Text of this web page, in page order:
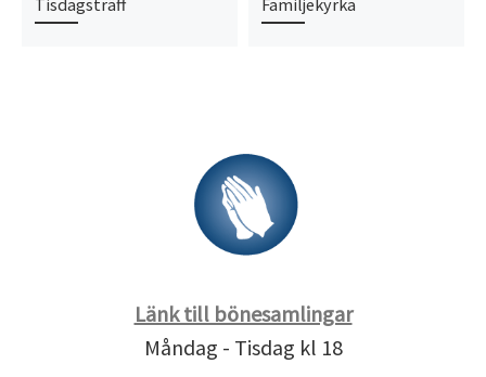
Länk till bönesamlingar
Måndag - Tisdag kl 18